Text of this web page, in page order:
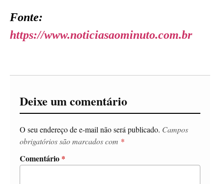
Fonte:
https://www.noticiasaominuto.com.br
Deixe um comentário
O seu endereço de e-mail não será publicado. Campos
obrigatórios são marcados com *
Comentário *